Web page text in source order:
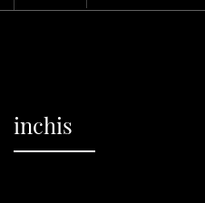
inchis